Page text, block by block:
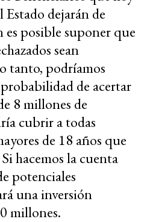
dejarán de
posible suponer que
sean
tanto, podríamos
de acertar
8 millones de
cubrir a todas
de 18 años que
hacemos la cuenta
potenciales
una inversión
millones.